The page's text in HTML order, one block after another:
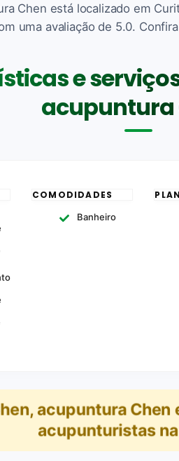
Chen está localizado em
uma avaliação de 5.0.
e
acupuntura
COMODIDADES
Banheiro
acupuntura Chen
acupunturistas